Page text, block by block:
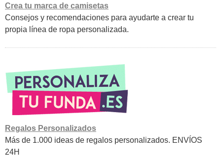
Crea tu marca de camisetas
Consejos y recomendaciones para ayudarte a crear tu
propia línea de ropa personalizada.
Regalos Personalizados
Más de 1.000 ideas de regalos personalizados. ENVÍOS
24H